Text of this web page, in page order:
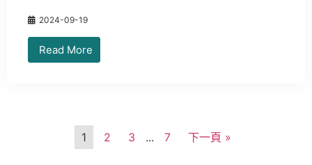
2024-09-19
Read More
1 2 3 ... 7 下一頁 »